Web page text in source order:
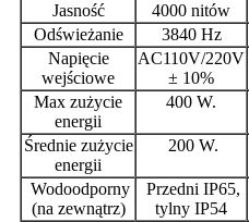
Jasność 4000 nitów
Odświeżanie
3840 Hz
Napięcie
wejściowe
AC110V/220V
± 10%
Max zużycie
energii
400 W.
Średnie zużycie
energii
200 W.
Wodoodporny
(na zewnątrz)
Przedni IP65,
tylny IP54